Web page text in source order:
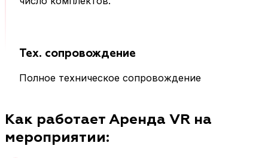
Тех. сопровождение
Полное техническое сопровождение
Как работает Аренда VR на
мероприятии: